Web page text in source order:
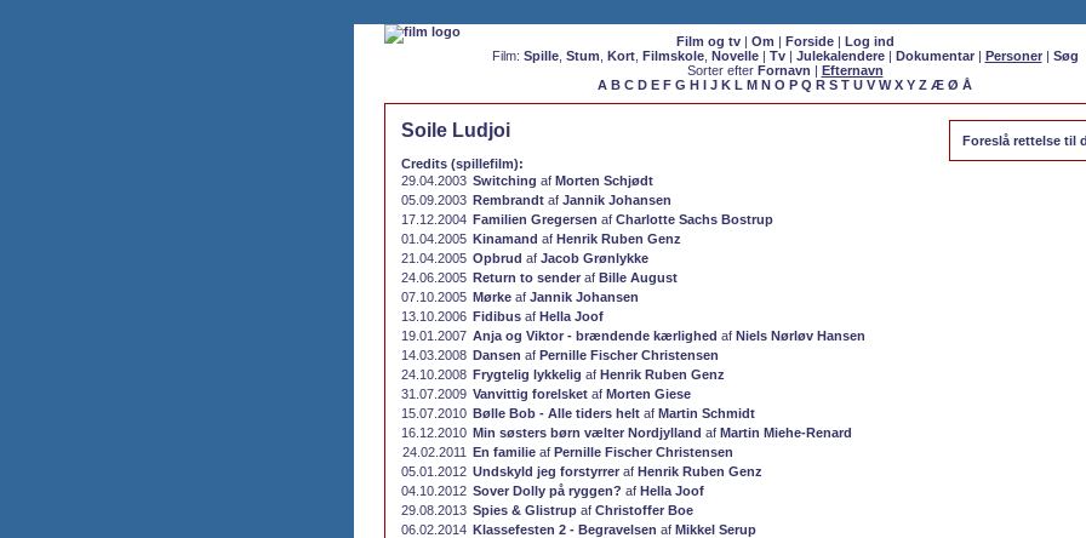
Film og tv| Om | Forside| Log ind
Film: Spille, Stum Kort, Filmskole, Novelle| Tv| Julekalendere| Dokumentar| Personer| Søg
Sorter efter Fornavn | Efternavn
A B C D E F G H I J K L M N O P Q R S T U V WX Y Z Æ Ø Å
Foreslå rettelse til
Soile Ludjoi
Credits (spillefilm):
29.04.2003 Switching af Morten Schjødt
05.09.2003 Rembrandt af Jannik Johansen
17.12.2004 Familien Gregersen af Charlotte Sachs Bostrup
01.04.2005 Kinamand af Henrik Ruben Genz
21.04.2005 Opbrud af Jacob Grønlykke
24.06.2005 Return to sender af Bille August
07.10.2005 Mørke af Jannik Johansen
13.10.2006 Fidibus af Hella Joof
19.01.2007 Anja og Viktor - brændende kærlighed af Niels Nørløv Hansen
14.03.2008 Dansen af Pernille Fischer Christensen
24.10.2008 Frygtelig lykkelig af Henrik Ruben Genz
31.07.2009 Vanvittig forelsket af Morten Giese
15.07.2010 Bølle Bob - Alle tiders helt af Martin Schmidt
16.12.2010 Min søsters børn vælter Nordjylland af Martin Miehe-Renard
24.02.2011 En familie af Pernille Fischer Christensen
05.01.2012 Undskyld jeg forstyrrer af Henrik Ruben Genz
04.10.2012 Sover Dolly på ryggen? af Hella Joof
29.08.2013 Spies & Glistrup af Christoffer Boe
06.02.2014 Klassefesten 2 - Begravelsen af Mikkel Serup